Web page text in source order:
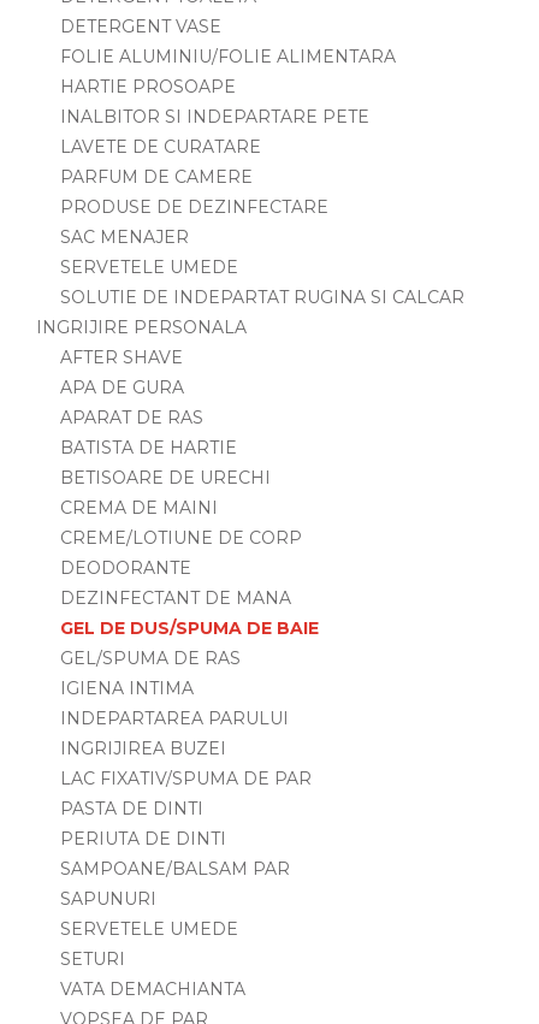
DETERGENT VASE
FOLIE ALUMINIU/FOLIE ALIMENTARA
HARTIE PROSOAPE
INALBITOR SI INDEPARTARE PETE
LAVETE DE CURATARE
PARFUM DE CAMERE
PRODUSE DE DEZINFECTARE
SAC MENAJER
SERVETELE UMEDE
SOLUTIE DE INDEPARTAT RUGINA SI CALCAR
INGRIJIRE PERSONALA
AFTER SHAVE
APA DE GURA
APARAT DE RAS
BATISTA DE HARTIE
BETISOARE DE URECHI
CREMA DE MAINI
CREME/LOTIUNE DE CORP
DEODORANTE
DEZINFECTANT DE MANA
GEL DE DUS/SPUMA DE BAIE
GEL/SPUMA DE RAS
IGIENA INTIMA
INDEPARTAREA PARULUI
INGRIJIREA BUZEI
LAC FIXATIV/SPUMA DE PAR
PASTA DE DINTI
PERIUTA DE DINTI
SAMPOANE/BALSAM PAR
SAPUNURI
SERVETELE UMEDE
SETURI
VATA DEMACHIANTA
VOPSEA DE PAR